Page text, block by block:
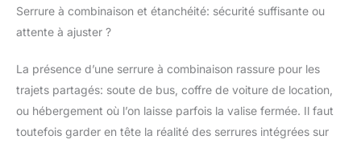
Serrure à combinaison et étanchéité: sécurité suffisante ou
attente à ajuster ?
La présence d’une serrure à combinaison rassure pour les
trajets partagés: soute de bus, coffre de voiture de location,
ou hébergement où l’on laisse parfois la valise fermée. Il faut
toutefois garder en tête la réalité des serrures intégrées sur